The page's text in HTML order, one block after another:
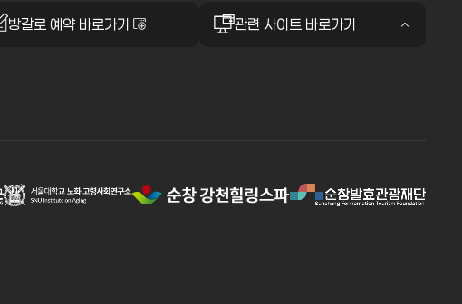
방갈로 예약 바로가기 관련 사이트 바로가기